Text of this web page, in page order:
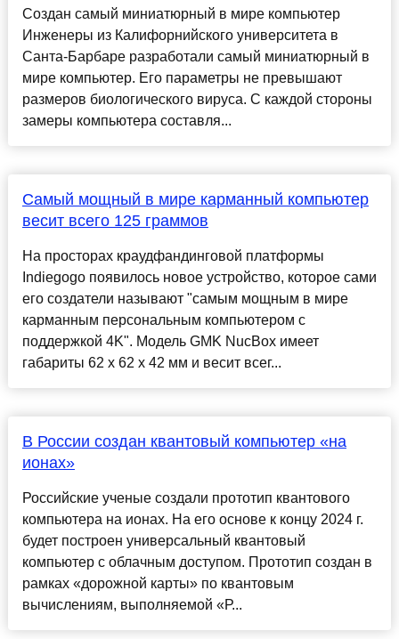
Создан самый миниатюрный в мире компьютер
Инженеры из Калифорнийского университета в
Санта-Барбаре разработали самый миниатюрный в
мире компьютер. Его параметры не превышают
размеров биологического вируса. С каждой стороны
замеры компьютера составля...
Самый мощный в мире карманный компьютер
весит всего 125 граммов
На просторах краудфандинговой платформы
Indiegogo появилось новое устройство, которое сами
его создатели называют "самым мощным в мире
карманным персональным компьютером с
поддержкой 4K". Модель GMK NucBox имеет
габариты 62 x 62 x 42 мм и весит всег...
В России создан квантовый компьютер «на
ионах»
Российские ученые создали прототип квантового
компьютера на ионах. На его основе к концу 2024 г.
будет построен универсальный квантовый
компьютер с облачным доступом. Прототип создан в
рамках «дорожной карты» по квантовым
вычислениям, выполняемой «Р...